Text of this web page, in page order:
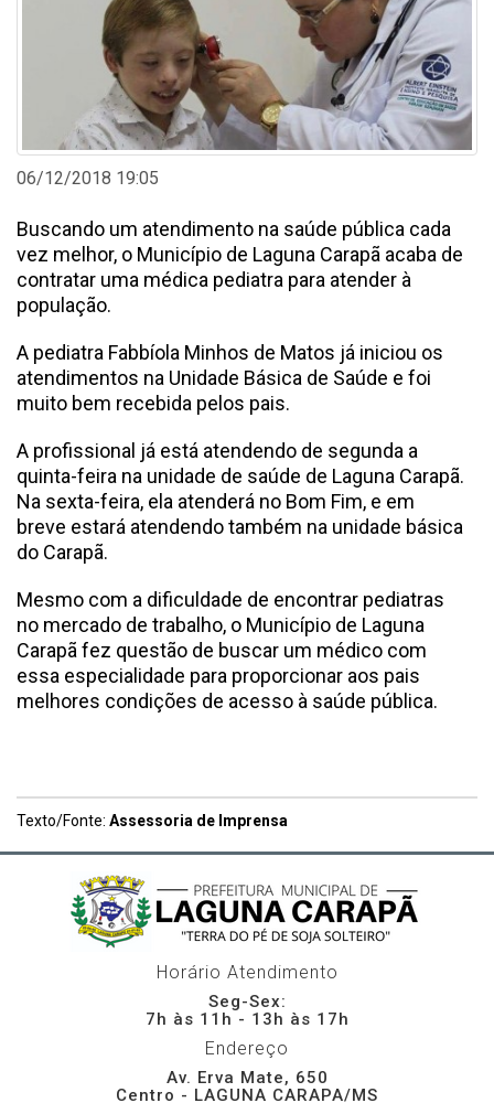
06/12/2018 19:05
Buscando um atendimento na saúde pública cada
vez melhor, o Município de Laguna Carapã acaba de
contratar uma médica pediatra para atender à
população.
A pediatra Fabbíola Minhos de Matos já iniciou os
atendimentos na Unidade Básica de Saúde e foi
muito bem recebida pelos pais.
A profissional já está atendendo de segunda a
quinta-feira na unidade de saúde de Laguna Carapã.
Na sexta-feira, ela atenderá no Bom Fim, e em
breve estará atendendo também na unidade básica
do Carapã.
Mesmo com a dificuldade de encontrar pediatras
no mercado de trabalho, o Município de Laguna
Carapã fez questão de buscar um médico com
essa especialidade para proporcionar aos pais
melhores condições de acesso à saúde pública.
Texto/Fonte: Assessoria de Imprensa
Horário Atendimento
Seg-Sex:
7h às 11h - 13h às 17h
Endereço
Av. Erva Mate, 650
Centro - LAGUNA CARAPA/MS